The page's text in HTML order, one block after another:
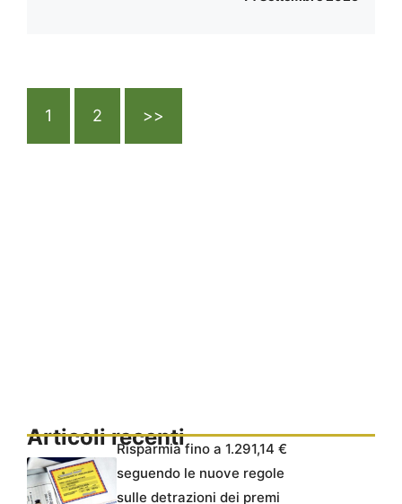
1 2 >>
Articoli recentiRisparmia fino a 1.291,14 €
seguendo le nuove regole
sulle detrazioni dei premi